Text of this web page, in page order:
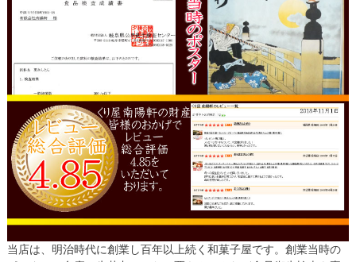
当店は、明治時代に創業し百年以上続く和菓子屋です。創業当時の